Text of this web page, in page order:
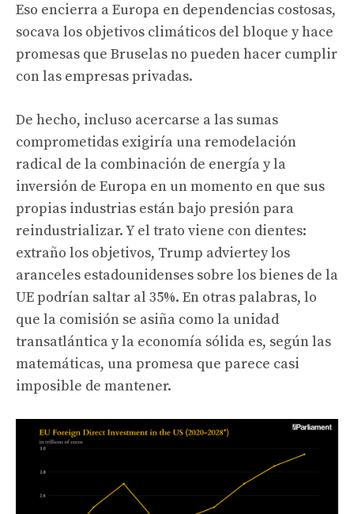
Eso encierra a Europa en dependencias costosas,
socava los objetivos climáticos del bloque y hace
promesas que Bruselas no pueden hacer cumplir
con las empresas privadas.
De hecho, incluso acercarse a las sumas
comprometidas exigiría una remodelación
radical de la combinación de energía y la
inversión de Europa en un momento en que sus
propias industrias están bajo presión para
reindustrializar. Y el trato viene con dientes:
extraño los objetivos, Trump adviertey los
aranceles estadounidenses sobre los bienes de la
UE podrían saltar al 35%. En otras palabras, lo
que la comisión se asiña como la unidad
transatlántica y la economía sólida es, según las
matemáticas, una promesa que parece casi
imposible de mantener.